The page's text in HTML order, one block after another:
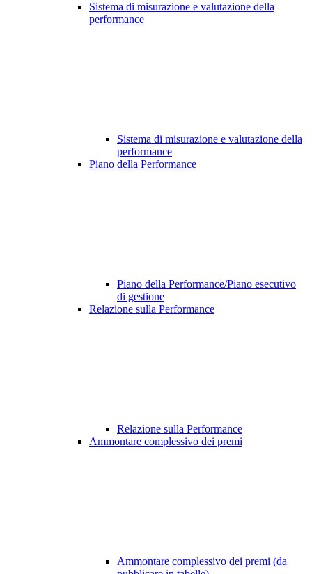
Sistema di misurazione e valutazione della
performance
Sistema di misurazione e valutazione della
performance
Piano della Performance
Piano della Performance/Piano esecutivo
di gestione
Relazione sulla Performance
Relazione sulla Performance
Ammontare complessivo dei premi
Ammontare complessivo dei premi (da